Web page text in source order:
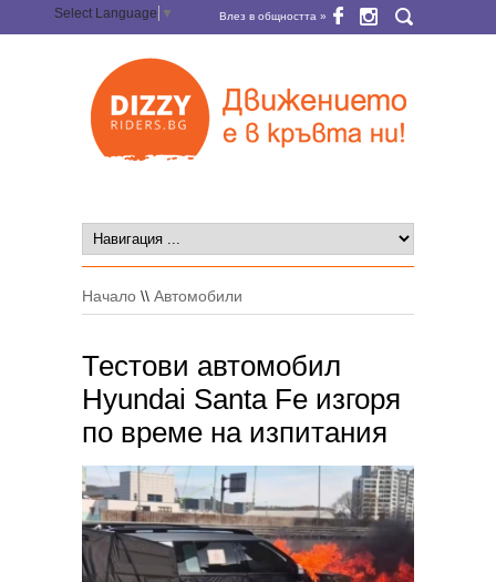
Select Language ▼ Влез в общността »
Начало \\ Автомобили
Тестови автомобил
Hyundai Santa Fe изгоря
по време на изпитания